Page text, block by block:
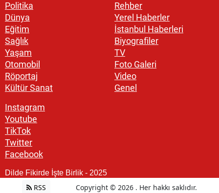
Politika
Dünya
Eğitim
Sağlık
Yaşam
Otomobil
Röportaj
Kültür Sanat
Rehber
Yerel Haberler
İstanbul Haberleri
Biyografiler
TV
Foto Galeri
Video
Genel
Instagram
Youtube
TikTok
Twitter
Facebook
Dilde Fikirde İşte Birlik - 2025
RSS Copyright © 2026 . Her hakkı saklıdır.